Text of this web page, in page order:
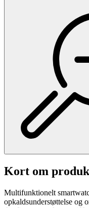
Kort om
Multifunktionelt
opkaldsunderstøttelse og